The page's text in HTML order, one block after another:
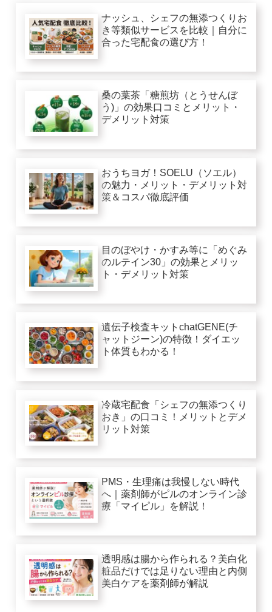
ナッシュ、シェフの無添つくりお
き等類似サービスを比較｜自分に
合った宅配食の選び方！
桑の葉茶「糖煎坊（とうせんぼ
う)」の効果口コミとメリット・
デメリット対策
おうちヨガ！SOELU（ソエル）
の魅力・メリット・デメリット対
策＆コスパ徹底評価
目のぼやけ・かすみ等に「めぐみ
のルテイン30」の効果とメリッ
ト・デメリット対策
遺伝子検査キットchatGENE(チ
ャットジーン)の特徴！ダイエッ
ト体質もわかる！
冷蔵宅配食「シェフの無添つくり
おき」の口コミ！メリットとデメ
リット対策
PMS・生理痛は我慢しない時代
へ｜薬剤師がピルのオンライン診
療「マイピル」を解説！
透明感は腸から作られる？美白化
粧品だけでは足りない理由と内側
美白ケアを薬剤師が解説